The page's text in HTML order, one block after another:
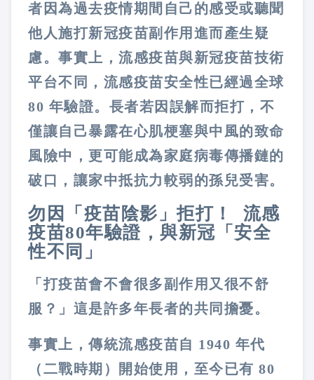
者因為過去疫情期間自己的感受或聽聞
他人施打新冠疫苗副作用進而產生疑
慮。 事實上，流感疫苗與新冠疫苗技術
平台不同，流感疫苗安全性已經過全球
80 年驗證。長者若因誤解而拒打，不
僅讓自己暴露在心肌梗塞與中風的致命
風險中，更可能成為家庭病毒傳播鏈的
破口，讓家中抵抗力較弱的孫兒受害。
勿因「疫苗陰影」拒打！ 流感
疫苗80年驗證，與新冠「安全
性不同」
「打疫苗會不會很多副作用又很不舒
服？」這是許多年長者的共同擔憂。
事實上，傳統流感疫苗自 1940 年代
（二戰時期）開始使用，至今已有 80